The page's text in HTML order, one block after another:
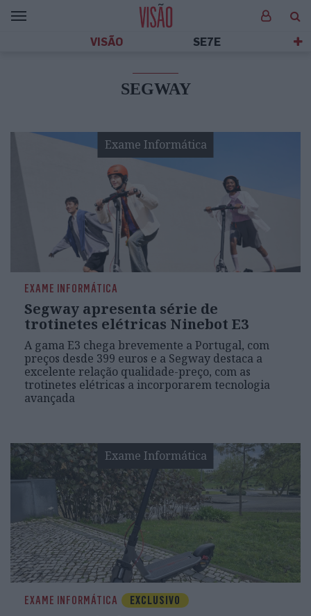
VISÃO SE7E
SEGWAY
Exame Informática
EXAME INFORMÁTICA
Segway apresenta série de
trotinetes elétricas Ninebot E3
A gama E3 chega brevemente a Portugal, com
preços desde 399 euros e a Segway destaca a
excelente relação qualidade-preço, com as
trotinetes elétricas a incorporarem tecnologia
avançada
Exame Informática
EXAME INFORMÁTICA EXCLUSIVO